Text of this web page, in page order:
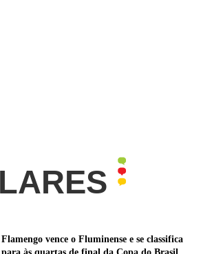
Flamengo vence o Fluminense e se classifica